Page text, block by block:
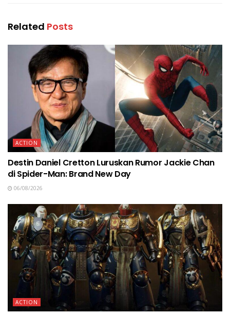
Related Posts
ACTION
Destin Daniel Cretton Luruskan Rumor Jackie Chan
di Spider-Man: Brand New Day
06/08/2026
ACTION